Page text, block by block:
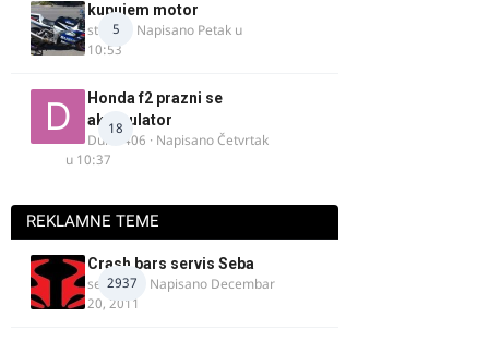
5
kupujem motor
strugo · Napisano Petak u
10:53
18
Honda f2 prazni se
akomulator
Dule1406 · NapisanoČetvrtak
u 10:37
REKLAMNE TEME
2937
Crash bars servis Seba
seba011 · Napisano Decembar
20, 2011